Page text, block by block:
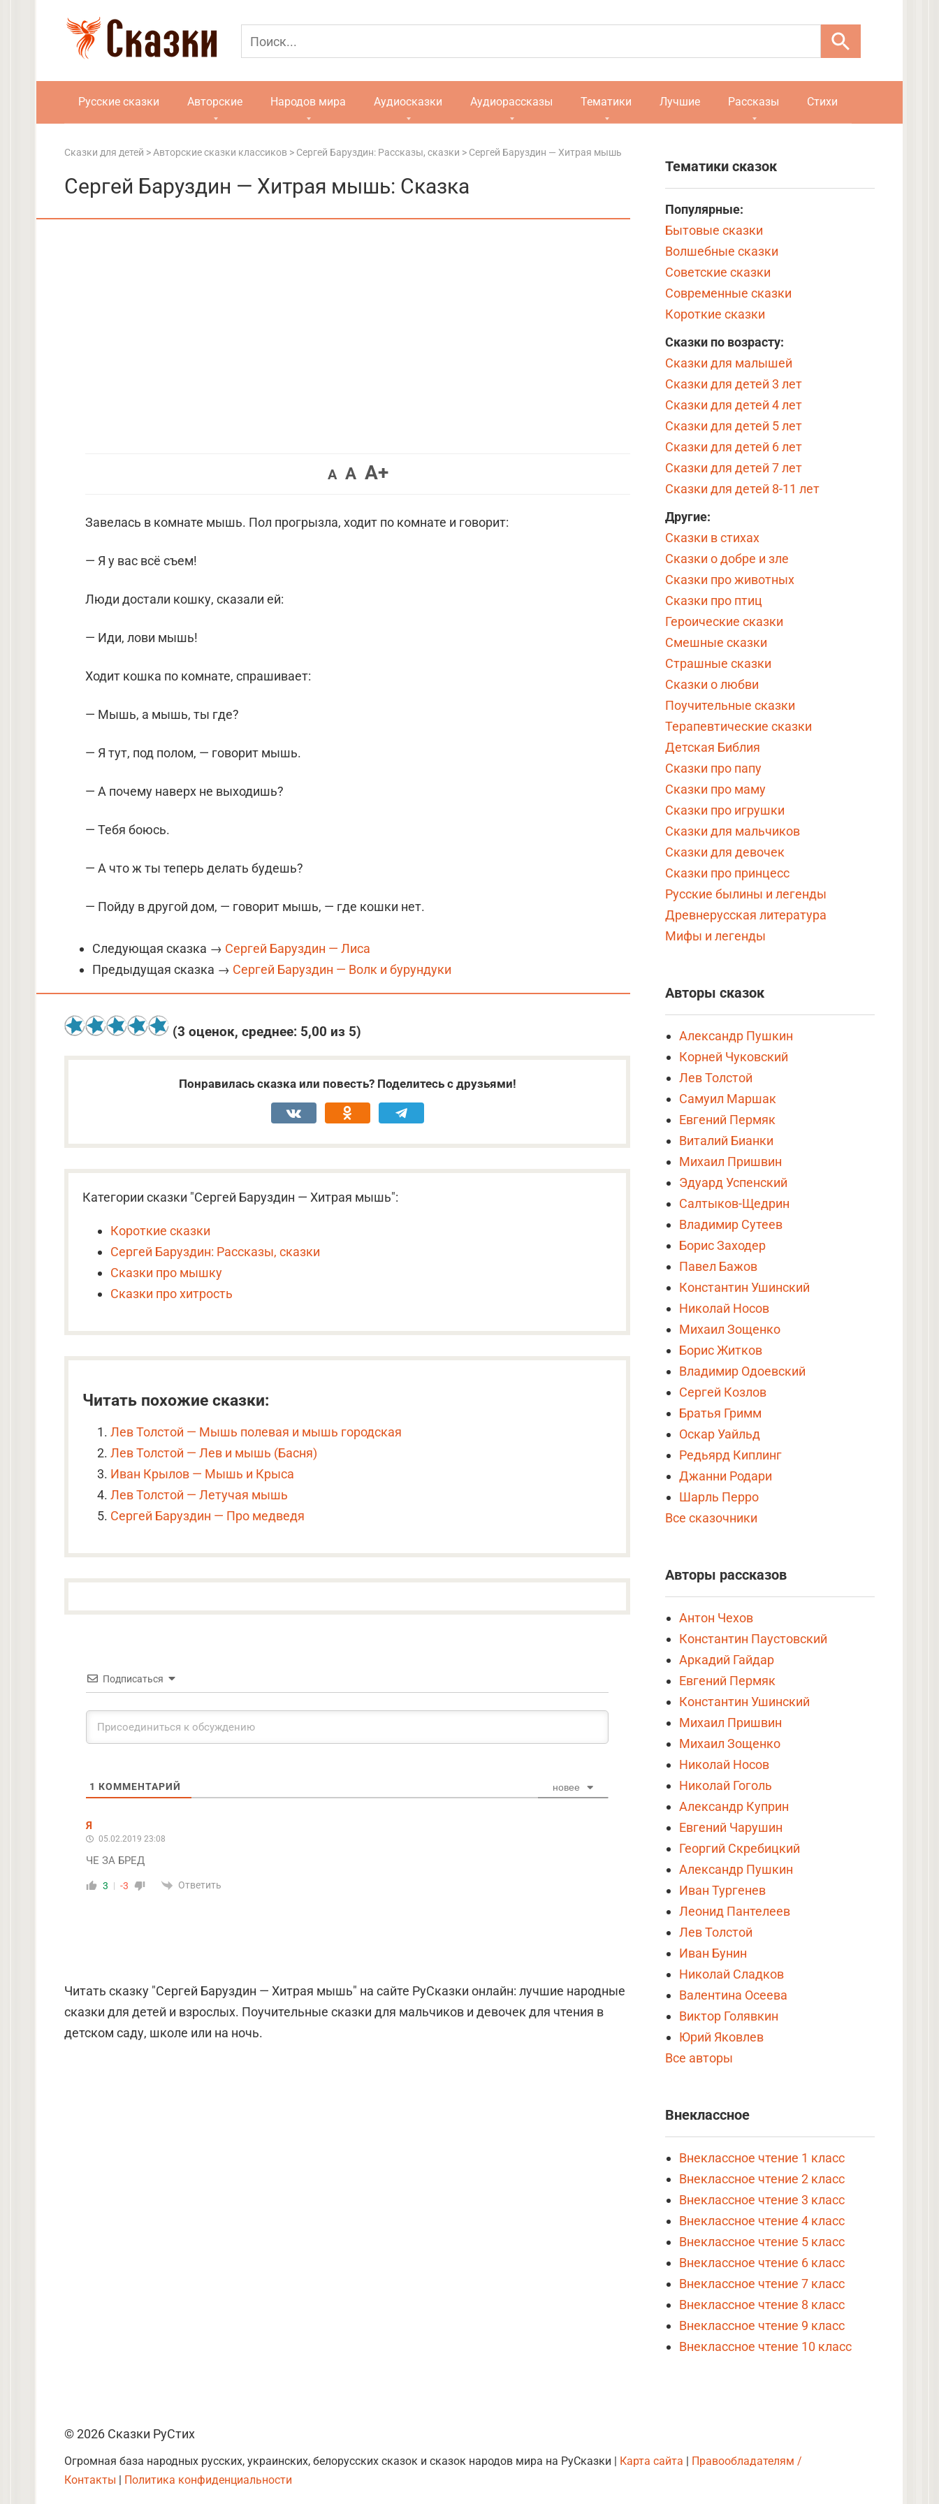
Русские сказки Авторские Народов мира Аудиосказки Аудиорассказы Тематики Лучшие Рассказы Стихи
Сказки для детей >Авторские сказки классиков > Сергей Баруздин: Рассказы, сказки > Сергей Баруздин — Хитрая мышь
Сергей Баруздин — Хитрая мышь: Сказка
AУменьшить
AВернуть
A+Увеличить
Завелась в комнате мышь. Пол прогрызла, ходит по комнате и говорит:
— Я у вас всё съем!
Люди достали кошку, сказали ей:
— Иди, лови мышь!
Ходит кошка по комнате, спрашивает:
— Мышь, а мышь, ты где?
— Я тут, под полом, — говорит мышь.
— А почему наверх не выходишь?
— Тебя боюсь.
— А что ж ты теперь делать будешь?
— Пойду в другой дом, — говорит мышь, — где кошки нет.
Следующая сказка → Сергей Баруздин — Лиса
Предыдущая сказка → Сергей Баруздин — Волк и бурундуки
(3 оценок, среднее: 5,00 из 5)
Понравилась сказка или повесть? Поделитесь с друзьями!
Категории сказки "Сергей Баруздин — Хитрая мышь":
Короткие сказки
Сергей Баруздин: Рассказы, сказки
Сказки про мышку
Сказки про хитрость
Читать похожие сказки:
Лев Толстой — Мышь полевая и мышь городская
Лев Толстой — Лев и мышь (Басня)
Иван Крылов — Мышь и Крыса
Лев Толстой — Летучая мышь
Сергей Баруздин — Про медведя
Подписаться
1 КОММЕНТАРИЙ новее
Я
05.02.2019 23:08
ЧЕ ЗА БРЕД
3 -3 Ответить
Читать сказку "Сергей Баруздин — Хитрая мышь" на сайте РуСказки онлайн: лучшие народные
сказки для детей и взрослых. Поучительные сказки для мальчиков и девочек для чтения в
детском саду, школе или на ночь.
Тематики сказок
Популярные:
Бытовые сказки
Волшебные сказки
Советские сказки
Современные сказки
Короткие сказки
Сказки по возрасту:
Сказки для малышей
Сказки для детей 3 лет
Сказки для детей 4 лет
Сказки для детей 5 лет
Сказки для детей 6 лет
Сказки для детей 7 лет
Сказки для детей 8-11 лет
Другие:
Сказки в стихах
Сказки о добре и зле
Сказки про животных
Сказки про птиц
Героические сказки
Смешные сказки
Страшные сказки
Сказки о любви
Поучительные сказки
Терапевтические сказки
Детская Библия
Сказки про папу
Сказки про маму
Сказки про игрушки
Сказки для мальчиков
Сказки для девочек
Сказки про принцесс
Русские былины и легенды
Древнерусская литература
Мифы и легенды
Авторы сказок
Александр Пушкин
Корней Чуковский
Лев Толстой
Самуил Маршак
Евгений Пермяк
Виталий Бианки
Михаил Пришвин
Эдуард Успенский
Салтыков-Щедрин
Владимир Сутеев
Борис Заходер
Павел Бажов
Константин Ушинский
Николай Носов
Михаил Зощенко
Борис Житков
Владимир Одоевский
Сергей Козлов
Братья Гримм
Оскар Уайльд
Редьярд Киплинг
Джанни Родари
Шарль Перро
Все сказочники
Авторы рассказов
Антон Чехов
Константин Паустовский
Аркадий Гайдар
Евгений Пермяк
Константин Ушинский
Михаил Пришвин
Михаил Зощенко
Николай Носов
Николай Гоголь
Александр Куприн
Евгений Чарушин
Георгий Скребицкий
Александр Пушкин
Иван Тургенев
Леонид Пантелеев
Лев Толстой
Иван Бунин
Николай Сладков
Валентина Осеева
Виктор Голявкин
Юрий Яковлев
Все авторы
Внеклассное
Внеклассное чтение 1 класс
Внеклассное чтение 2 класс
Внеклассное чтение 3 класс
Внеклассное чтение 4 класс
Внеклассное чтение 5 класс
Внеклассное чтение 6 класс
Внеклассное чтение 7 класс
Внеклассное чтение 8 класс
Внеклассное чтение 9 класс
Внеклассное чтение 10 класс
© 2026 Сказки РуСтих
Огромная база народных русских, украинских, белорусских сказок и сказок народов мира на РуСказки | Карта сайта | Правообладателям /
Контакты | Политика конфиденциальности